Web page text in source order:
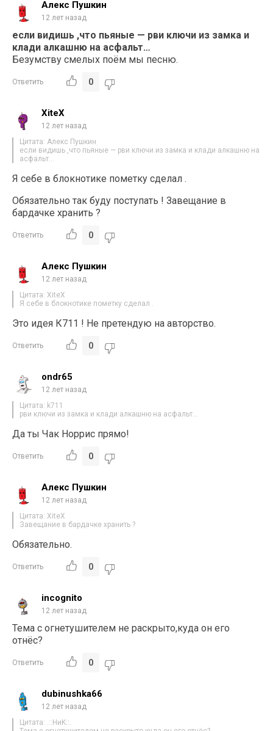
Алекс Пушкин
12 лет назад
если видишь ,что пьяные — рви ключи из замка и
клади алкашню на асфальт…
Безумству смелых поём мы песню.
Ответить 0
XiteX
12 лет назад
Цитата: Алекс Пушкин
если видишь ,что пьяные — рви ключи из замка и клади алкашню на
асфальт…
Я себе в блокнотике пометку сделал .
Обязательно так буду поступать ! Завещание в
бардачке хранить ?
Ответить 0
Алекс Пушкин
12 лет назад
Цитата: XiteX
Я себе в блокнотике пометку сделал .
Это идея К711 ! Не претендую на авторство.
Ответить 0
ondr65
12 лет назад
Цитата: k711
рви ключи из замка и клади алкашню на асфальт…
Да ты Чак Норрис прямо!
Ответить 0
Алекс Пушкин
12 лет назад
Цитата: XiteX
Завещание в бардачке хранить ?
Обязательно.
Ответить 0
incognito
12 лет назад
Тема с огнетушителем не раскрыто,куда он его
отнёс?
Ответить 0
dubinushka66
12 лет назад
Цитата: .::НиK::.